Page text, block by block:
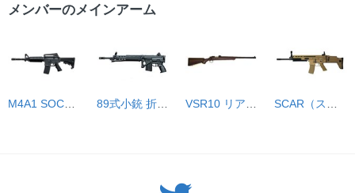
メンバーのメインアーム